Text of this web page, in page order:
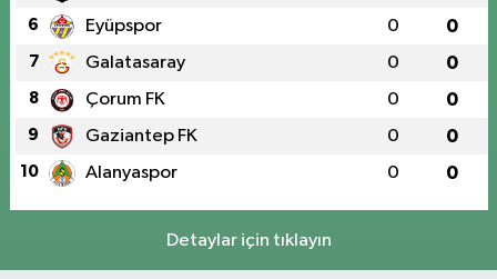
6 Eyüpspor 0 0
7 Galatasaray 0 0
8 Çorum FK 0 0
9 Gaziantep FK 0 0
10 Alanyaspor 0 0
Detaylar için tıklayın